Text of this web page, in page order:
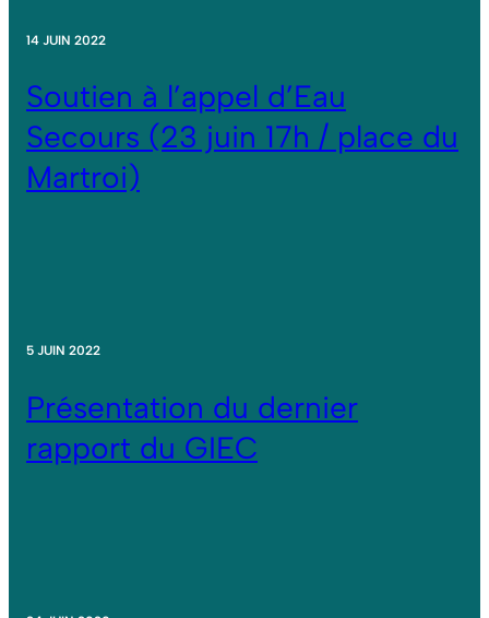
14 JUIN 2022
Soutien à l’appel d’Eau
Secours (23 juin 17h / place du
Martroi)
5 JUIN 2022
Présentation du dernier
rapport du GIEC